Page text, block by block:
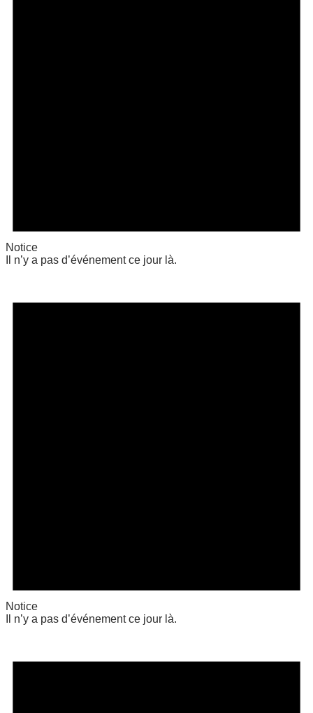
Notice
Il n’y a pas d’événement ce jour là.
Notice
Il n’y a pas d’événement ce jour là.